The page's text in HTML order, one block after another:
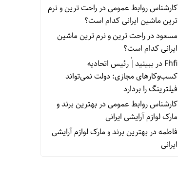
کارشناس روابط عمومیدرراحت ترین و نرم
ترین ماشین ایرانی کدام است؟
مسعوددرراحت ترین و نرم ترین ماشین
ایرانی کدام است؟
Fhfiدر ببینید| ٰرئیس اتحادیه
کسب‌وکارهای مجازی: دولت نمی‌تواند
فیلترینگ را بردارد
کارشناس روابط عمومیدر بهترین برند و
مارک لوازم آرایشی ایرانی
فاطمهدر بهترین برند و مارک لوازم آرایشی
ایرانی